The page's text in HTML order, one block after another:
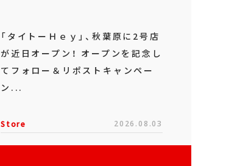
「タイトーＨｅｙ」、秋葉原に2号店
が近日オープン！ オープンを記念し
てフォロー＆リポストキャンペー
ン...
Store 2026.08.03